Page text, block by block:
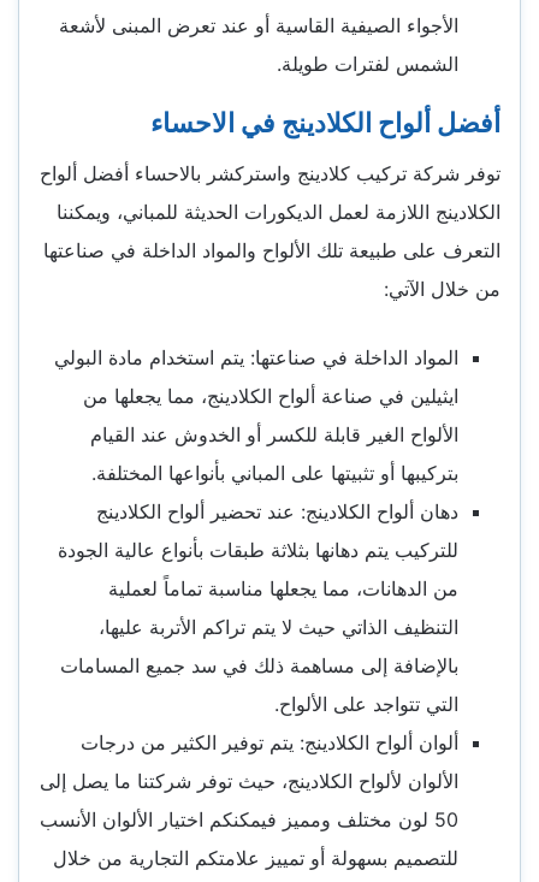
الأجواء الصيفية القاسية أو عند تعرض المبنى لأشعة
الشمس لفترات طويلة.
أفضل ألواح الكلادينج في الاحساء
توفر شركة تركيب كلادينج واستركشر بالاحساء أفضل ألواح
الكلادينج اللازمة لعمل الديكورات الحديثة للمباني، ويمكننا
التعرف على طبيعة تلك الألواح والمواد الداخلة في صناعتها
من خلال الآتي:
المواد الداخلة في صناعتها: يتم استخدام مادة البولي
ايثيلين في صناعة ألواح الكلادينج، مما يجعلها من
الألواح الغير قابلة للكسر أو الخدوش عند القيام
بتركيبها أو تثبيتها على المباني بأنواعها المختلفة.
دهان ألواح الكلادينج: عند تحضير ألواح الكلادينج
للتركيب يتم دهانها بثلاثة طبقات بأنواع عالية الجودة
من الدهانات، مما يجعلها مناسبة تماماً لعملية
التنظيف الذاتي حيث لا يتم تراكم الأتربة عليها،
بالإضافة إلى مساهمة ذلك في سد جميع المسامات
التي تتواجد على الألواح.
ألوان ألواح الكلادينج: يتم توفير الكثير من درجات
الألوان لألواح الكلادينج، حيث توفر شركتنا ما يصل إلى
50 لون مختلف ومميز فيمكنكم اختيار الألوان الأنسب
للتصميم بسهولة أو تمييز علامتكم التجارية من خلال